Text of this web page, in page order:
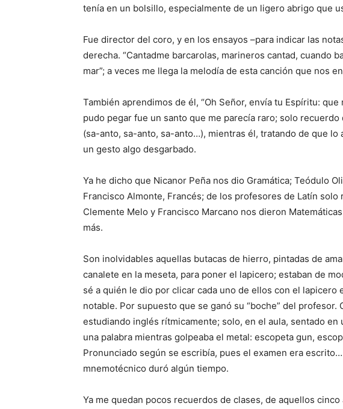
tenía en un bolsillo, especialmente de un ligero abrigo que
Fue director del coro, y en los ensayos –para indicar las
derecha. “Cantadme barcarolas, marineros cantad, cuando
mar”; a veces me llega la melodía de esta canción que nos
También aprendimos de él, “Oh Señor, envía tu Espíritu:
pudo pegar fue un santo que me parecía raro; solo
(sa-anto, sa-anto, sa-anto…), mientras él, tra­tando de que lo
un gesto algo desgarbado.
Ya he dicho que Nicanor Peña nos dio Gramática; Teódulo
Francisco Almonte, Francés; de los profesores de Latín solo
Clemente Melo y Francisco Marcano nos die­ron
más.
Son inolvidables aque­llas butacas de hierro, pintadas de
canalete en la meseta, para poner el lapi­cero; estaban de
sé a quién le dio por clicar cada uno de ellos con el
notable. Por supuesto que se ganó su “boche” del
estudiando inglés rítmicamente; solo, en el aula, sentado en
una pala­bra mientras golpeaba el metal: escopeta gun,
Pronunciado según se escribía, pues el examen era
mnemotécnico duró algún tiempo.
Ya me quedan pocos re­cuerdos de clases, de aque­llos